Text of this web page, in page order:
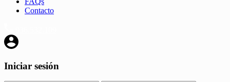
Contacto
Iniciar sesión